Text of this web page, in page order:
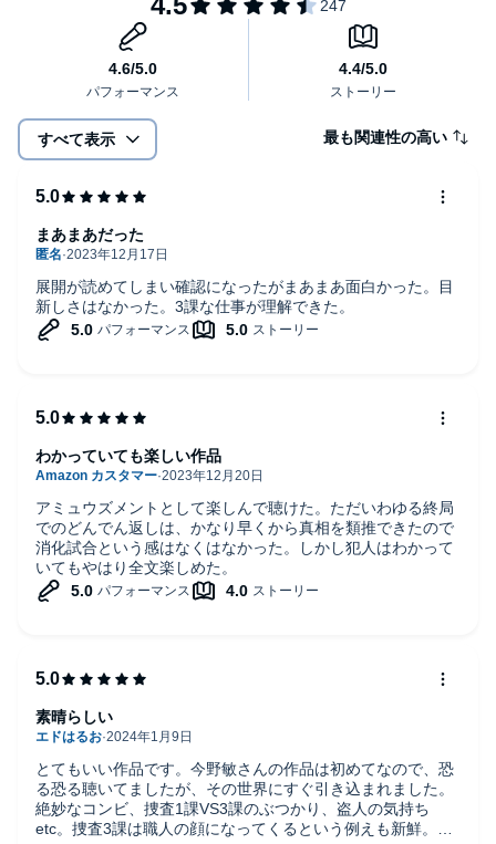
すべて表示 最も関連性の高い
展開が読めてしまい確認になったがまあまあ面白かった。目
新しさはなかった。3課な仕事が理解できた。
まあまあだった
アミュウズメントとして楽しんで聴けた。ただいわゆる終局
でのどんでん返しは、かなり早くから真相を類推できたので
消化試合という感はなくはなかった。しかし犯人はわかって
いてもやはり全文楽しめた。
わかっていても楽しい作品
とてもいい作品です。今野敏さんの作品は初めてなので、恐
る恐る聴いてましたが、その世界にすぐ引き込まれました。
絶妙なコンビ、捜査1課VS3課のぶつかり、盗人の気持ち
etc。捜査3課は職人の顔になってくるという例えも新鮮。丸
素晴らしい